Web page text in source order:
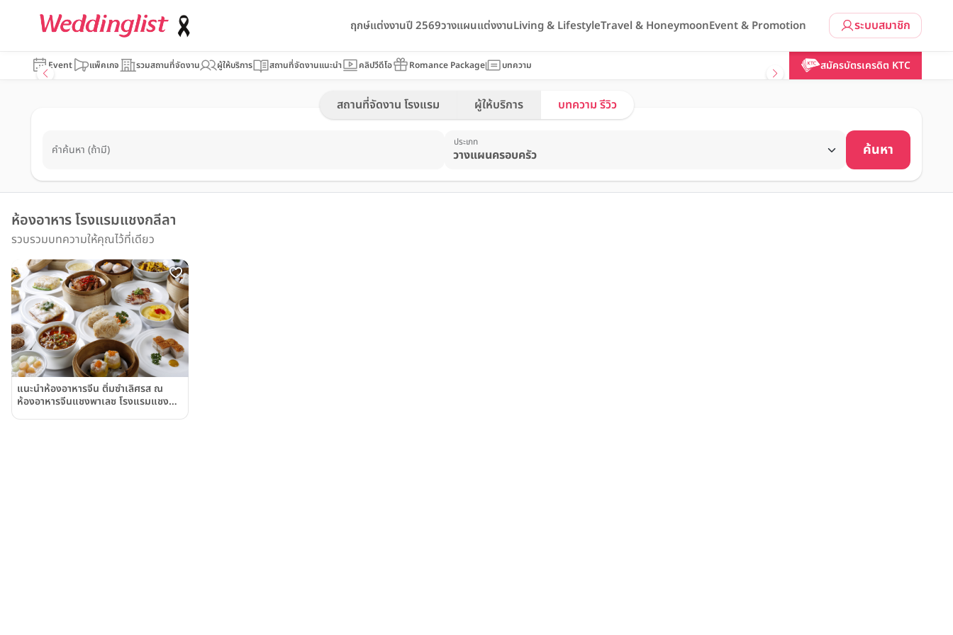
ระบบสมาชิก
ฤกษ์แต่งงานปี 2569วางแผนแต่งงานLiving & LifestyleTravel & HoneymoonEvent & Promotion
Event แพ็คเกจ รวมสถานที่จัดงาน ผู้ให้บริการ สถานที่จัดงานแนะนำ คลิปวีดีโอ Romance Package บทความ สมัครบัตรเครดิต KTC
สถานที่จัดงาน โรงแรม ผู้ให้บริการ บทความ รีวิว
คำค้นหา (ถ้ามี)
ประเภท ค้นหา
ห้องอาหาร โรงแรมแชงกลีลา
รวบรวมบทความให้คุณไว้ที่เดียว
แนะนำห้องอาหารจีน ติ่มซำเลิศรส ณ
ห้องอาหารจีนแชงพาเลซ โรงแรมแชงก